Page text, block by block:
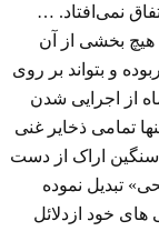
نمی‌افتاد. …
هیچ بخشی از آن
و بتواند بر روی
از اجرایی شدن
تمامی ذخایر غنی
آب سنگین اراک از دست
تبدیل نموده
های خود ازدلائل